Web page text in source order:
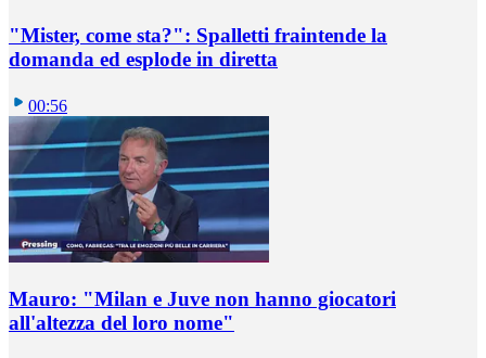
"Mister, come sta?": Spalletti fraintende la
domanda ed esplode in diretta
00:56
Mauro: "Milan e Juve non hanno giocatori
all'altezza del loro nome"